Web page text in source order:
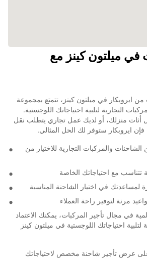
في ميلتون كينز مع
ايروبكار في ميلتون كينز، تتمتع بمجموعة
التجارية لتلبية احتياجاتك اللوجستية.
أثاث منزلك، أو لديك عمل تجاري يتطلب نقل
ايروبكار ستوفر لك الحل المثالي.
والمركبات التجارية للاختيار من
تتناسب مع احتياجاتك الخاصة
لمساعدتك في اختيار الشاحنة المناسبة
مرنة لتوفير راحة العملاء
في مجال تأجير المركبات، يمكنك الاعتماد
احتياجاتك اللوجستية في ميلتون كينز
عرض تأجير شاحنة مخصص لاحتياجاتك